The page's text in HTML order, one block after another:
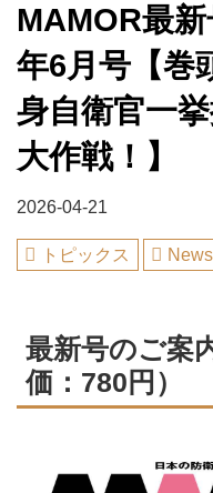
MAMOR最
年6月号【巻
身自衛官一
大作戦！】
2026-04-21
トピックス News
最新号のご案
価：780円）